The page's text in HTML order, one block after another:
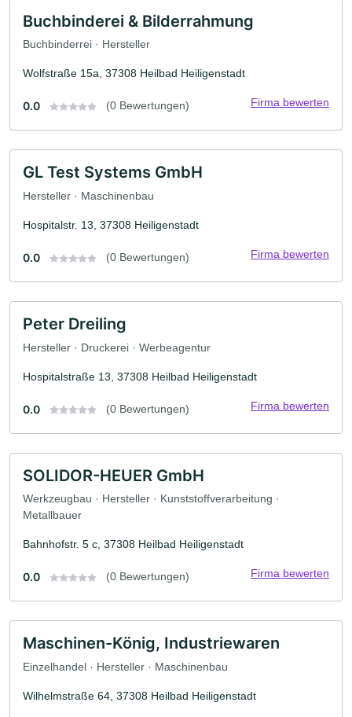
Buchbinderei & Bilderrahmung
Buchbinderrei · Hersteller
Wolfstraße 15a, 37308 Heilbad Heiligenstadt
0.0 (0 Bewertungen) Firma bewerten
GL Test Systems GmbH
Hersteller · Maschinenbau
Hospitalstr. 13, 37308 Heiligenstadt
0.0 (0 Bewertungen) Firma bewerten
Peter Dreiling
Hersteller · Druckerei · Werbeagentur
Hospitalstraße 13, 37308 Heilbad Heiligenstadt
0.0 (0 Bewertungen) Firma bewerten
SOLIDOR-HEUER GmbH
Werkzeugbau · Hersteller · Kunststoffverarbeitung ·
Metallbauer
Bahnhofstr. 5 c, 37308 Heilbad Heiligenstadt
0.0 (0 Bewertungen) Firma bewerten
Maschinen-König, Industriewaren
Einzelhandel · Hersteller · Maschinenbau
Wilhelmstraße 64, 37308 Heilbad Heiligenstadt